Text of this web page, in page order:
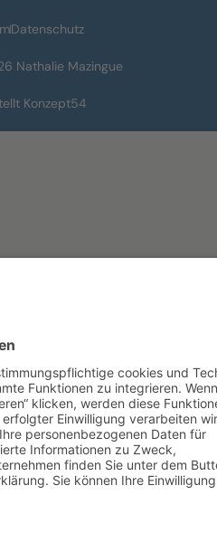
Datenschutz
Nathalie Mazingue
Konzept54